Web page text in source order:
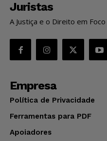
Juristas
A Justiça e o Direito em Foco
Empresa
Política de Privacidade
Ferramentas para PDF
Apoiadores